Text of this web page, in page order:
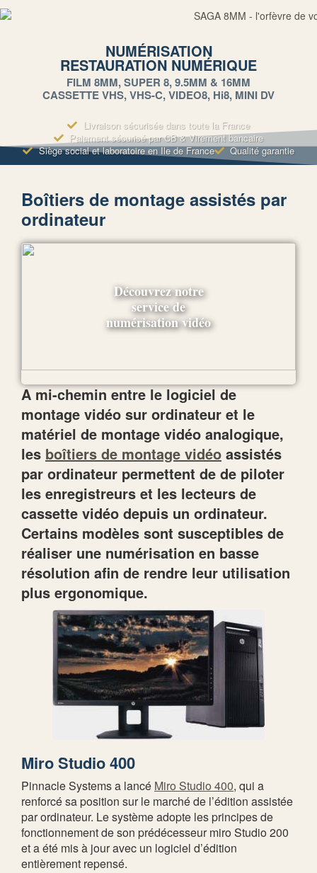
NUMÉRISATION
RESTAURATION NUMÉRIQUE
FILM 8MM, SUPER 8, 9.5MM & 16MM
CASSETTE VHS, VHS-C, VIDEO8, Hi8, MINI DV
Livraison sécurisée dans toute la France
Paiement sécurisé par CB & Virement bancaire
Siège social et laboratoire en Ile de France
Qualité garantie
Boîtiers de montage assistés par
ordinateur
A mi-chemin entre le logiciel de
montage vidéo sur ordinateur et le
matériel de montage vidéo analogique,
les boîtiers de montage vidéo assistés
par ordinateur permettent de de piloter
les enregistreurs et les lecteurs de
cassette vidéo depuis un ordinateur.
Certains modèles sont susceptibles de
réaliser une numérisation en basse
résolution afin de rendre leur utilisation
plus ergonomique.
Miro Studio 400
Pinnacle Systems a lancé Miro Studio 400, qui a
renforcé sa position sur le marché de l’édition assistée
par ordinateur. Le système adopte les principes de
fonctionnement de son prédécesseur miro Studio 200
et a été mis à jour avec un logiciel d’édition
entièrement repensé.